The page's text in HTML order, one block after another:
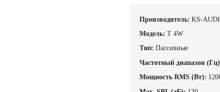
Производитель: KS-
Модель: T 4W
Тип: Пассивные
Частотный диапазон
Мощность RMS (Вт):